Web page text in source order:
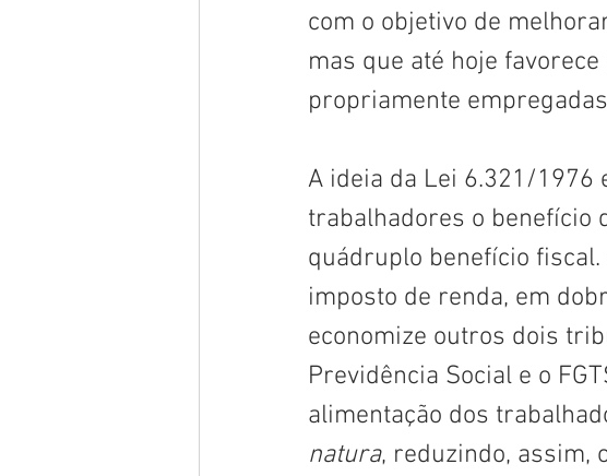
com o objetivo de
mas que até hoje
propriamente
A ideia da Lei 6.321/1976
trabalhadores o benefício
quádruplo benefício
imposto de renda, em
economize outros dois
Previdência Social e o
alimentação dos
natura, reduzindo, assim,